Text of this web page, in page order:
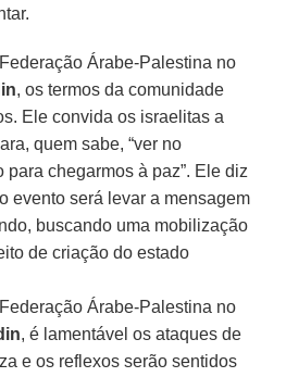
Árabe-Palestina no
, os termos da comunidade
Ele convida os israelitas a
quem sabe, “ver no
para chegarmos à paz”. Ele diz
evento será levar a mensagem
buscando uma mobilização
de criação do estado
Árabe-Palestina no
, é lamentável os ataques de
e os reflexos serão sentidos